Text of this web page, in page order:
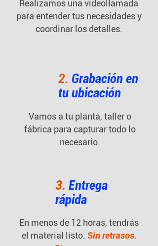
Realizamos una videollamada
para entender tus necesidades y
coordinar los detalles.
2. Grabación en
tu ubicación
Vamos a tu planta, taller o
fábrica para capturar todo lo
necesario.
3. Entrega
rápida
En menos de 12 horas, tendrás
el material listo. Sin retrasos.